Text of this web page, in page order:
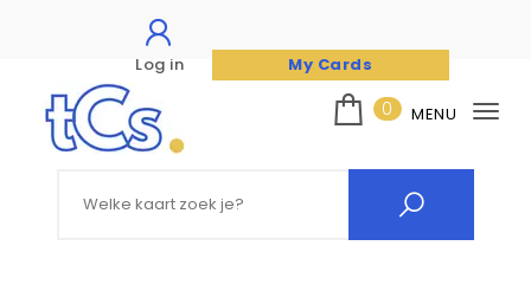
Log in
My Cards
Skip to content
0 MENU